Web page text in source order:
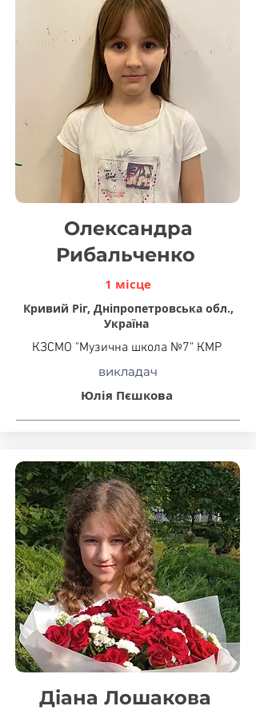
Олександра
Рибальченко
1 місце
Кривий Ріг, Дніпропетровська обл.,
Україна
КЗСМО "Музична школа №7" КМР
викладач
Юлія Пєшкова
Діана Лошакова